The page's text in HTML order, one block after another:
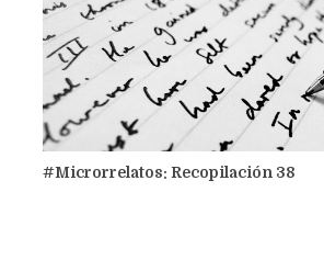
#Microrrelatos: Recopilación 38